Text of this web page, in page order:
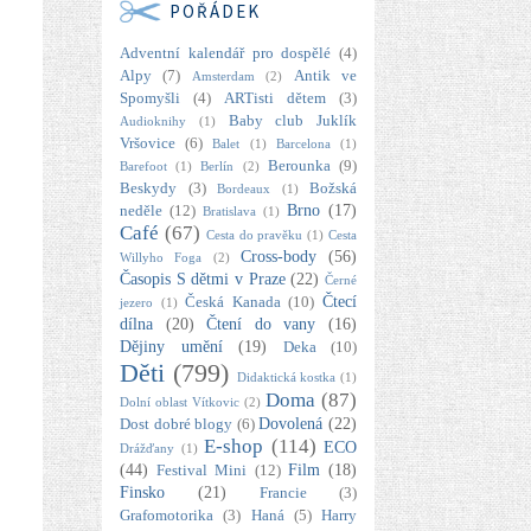
POŘÁDEK
Adventní kalendář pro dospělé (4)
Alpy
(7) Amsterdam (2)
Antik ve
Spomyšli
(4) ARTisti dětem (3)
Audioknihy (1)
Baby club Juklík
Vršovice (6) Balet (1) Barcelona
(1)
Barefoot
(1) Berlín (2) Berounka (9)
Beskydy
(3) Bordeaux (1)
Božská
neděle (12) Bratislava (1) Brno (17)
Café (67) Cesta do pravěku (1) Cesta
Willyho Foga
(2) Cross-body
(56)
Časopis S dětmi v Praze (22) Černé
jezero
(1) Česká Kanada (10) Čtecí
dílna
(20) Čtení do vany
(16)
Dějiny umění
(19) Deka (10)
Děti (799) Didaktická kostka (1)
Dolní oblast Vítkovic (2) Doma (87)
Dost dobré blogy (6) Dovolená (22)
Drážďany (1) E-shop (114) ECO
(44) Festival Mini (12) Film (18)
Finsko
(21) Francie
(3)
Grafomotorika (3) Haná (5) Harry